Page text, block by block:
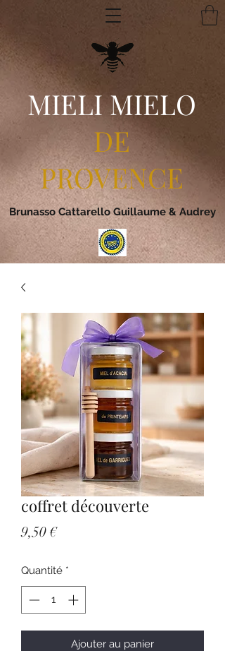
MIELI MIELO
DE
PROVENCE
Brunasso Cattarello Guillaume & Audrey
coffret découverte
9,50 €Prix
Quantité *
Ajouter au panier